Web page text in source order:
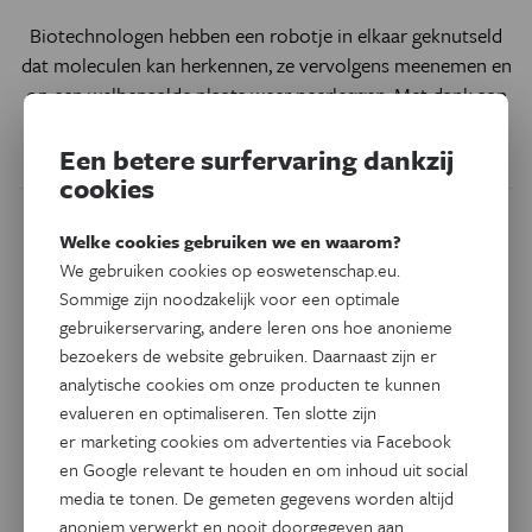
Biotechnologen hebben een robotje in elkaar geknutseld
dat moleculen kan herkennen, ze vervolgens meenemen en
op een welbepaalde plaats weer neerleggen. Met dank aan
DNA.
Technologie
Een betere surfervaring dankzij
cookies
Welke cookies gebruiken we en waarom?
We gebruiken cookies op eoswetenschap.eu.
Sommige zijn noodzakelijk voor een optimale
gebruikerservaring, andere leren ons hoe anonieme
bezoekers de website gebruiken. Daarnaast zijn er
analytische cookies om onze producten te kunnen
evalueren en optimaliseren. Ten slotte zijn
er marketing cookies om advertenties via Facebook
en Google relevant te houden en om inhoud uit social
media te tonen. De gemeten gegevens worden altijd
anoniem verwerkt en nooit doorgegeven aan